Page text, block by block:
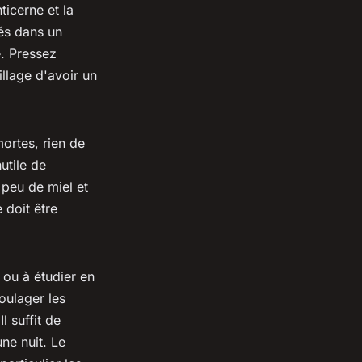
et la
dans un
Pressez
d'avoir un
rien de
de
de miel et
doit être
à étudier en
les
suffit de
nuit. Le